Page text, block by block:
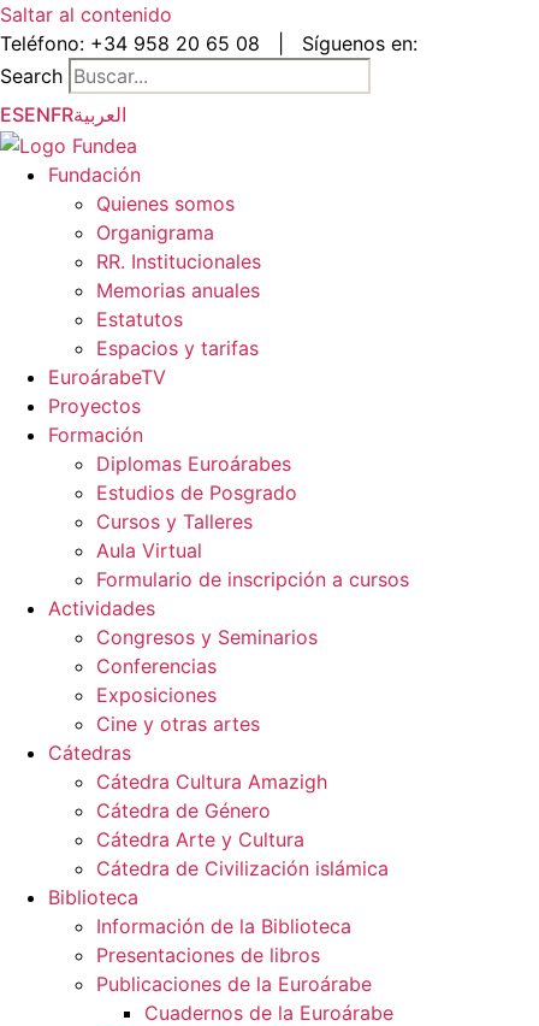
Saltar al contenido
Teléfono: +34 958 20 65 08
Síguenos en:
Search
ESENFRالعربية
Fundación
Quienes somos
Organigrama
RR. Institucionales
Memorias anuales
Estatutos
Espacios y tarifas
EuroárabeTV
Proyectos
Formación
Diplomas Euroárabes
Estudios de Posgrado
Cursos y Talleres
Aula Virtual
Formulario de inscripción a cursos
Actividades
Congresos y Seminarios
Conferencias
Exposiciones
Cine y otras artes
Cátedras
Cátedra Cultura Amazigh
Cátedra de Género
Cátedra Arte y Cultura
Cátedra de Civilización islámica
Biblioteca
Información de la Biblioteca
Presentaciones de libros
Publicaciones de la Euroárabe
Cuadernos de la Euroárabe